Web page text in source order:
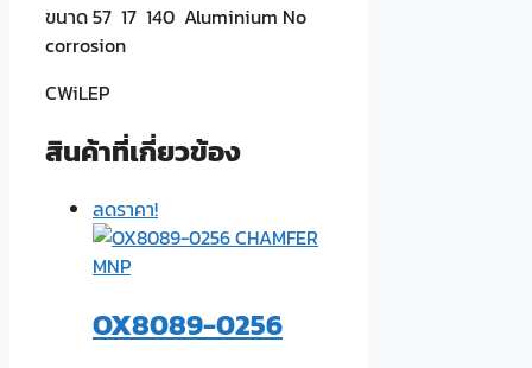
ขนาด 57 17 140 Aluminium No
corrosion
CWiLEP
สินค้าที่เกี่ยวข้อง
ลดราคา!
OX8089-0256